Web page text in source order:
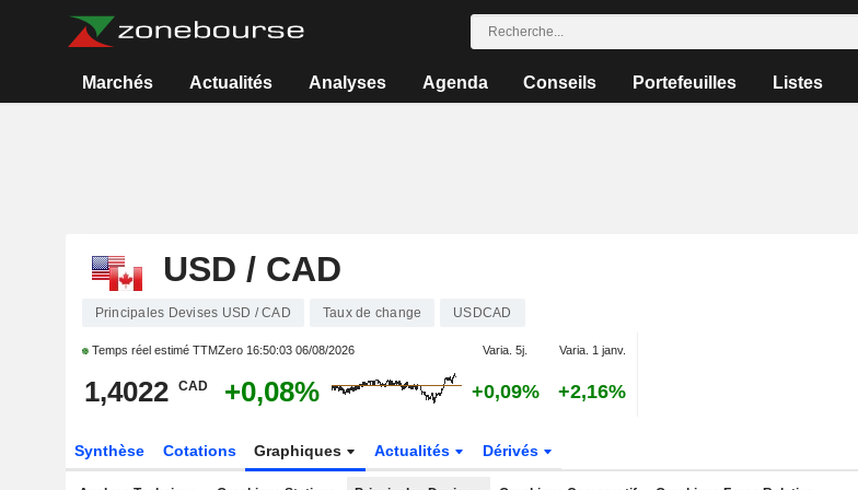
Marchés Actualités Analyses Agenda Conseils Portefeuilles Listes
USD / CAD
Principales Devises USD / CAD Taux de change USDCAD
Temps réel estimé TTMZero 16:50:03 06/08/2026 Varia. 5j. Varia. 1 janv.
1,4022 CAD +0,08% +0,09% +2,16%
Synthèse Cotations Graphiques Actualités Dérivés